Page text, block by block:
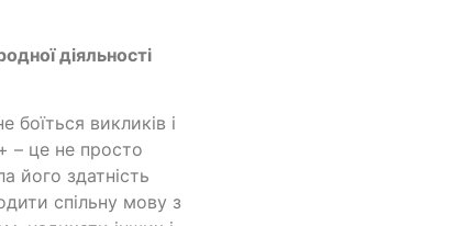
діяльності
боїться викликів і
– це не просто
його здатність
спільну мову з